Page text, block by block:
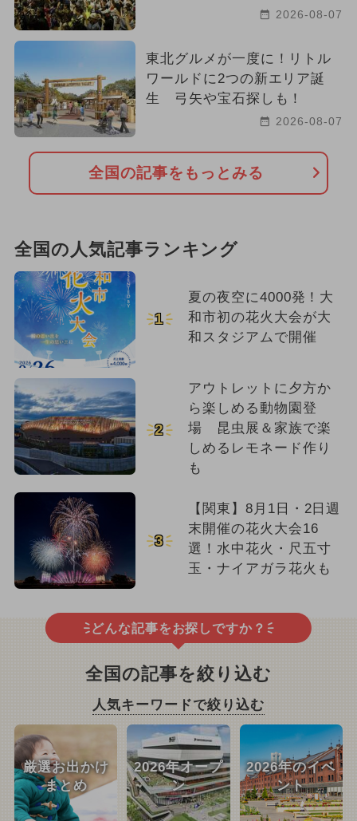
2026-08-07
東北グルメが一度に！リトル
ワールドに2つの新エリア誕
生 弓矢や宝石探しも！
2026-08-07
全国の記事をもっとみる
全国の人気記事ランキング
1
夏の夜空に4000発！大
和市初の花火大会が大
和スタジアムで開催
2
アウトレットに夕方か
ら楽しめる動物園登
場 昆虫展＆家族で楽
しめるレモネード作り
も
3
【関東】8月1日・2日週
末開催の花火大会16
選！水中花火・尺五寸
玉・ナイアガラ花火も
どんな記事をお探しですか？
全国の記事を絞り込む
人気キーワードで絞り込む
厳選お出かけ
まとめ
2026年オープ
ン
2026年のイベ
ント